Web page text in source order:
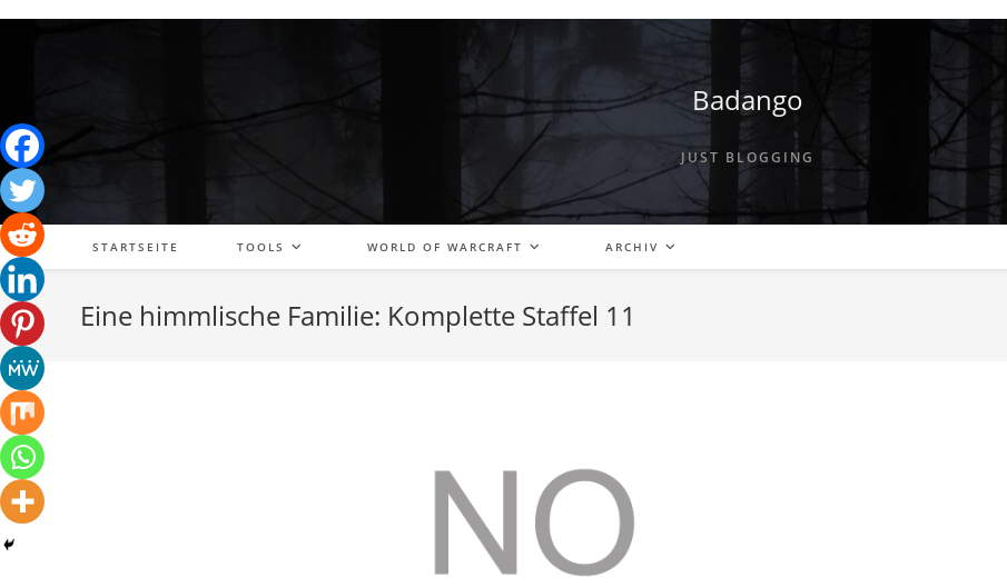
Badango
JUST BLOGGING
STARTSEITE TOOLS WORLD OF WARCRAFT ARCHIV
Eine himmlische Familie: Komplette Staffel 11